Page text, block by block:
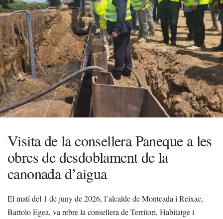
Visita de la consellera Paneque a les
obres de desdoblament de la
canonada d’aigua
El matí del 1 de juny de 2026, l’alcalde de Montcada i Reixac,
Bartolo Egea, va rebre la consellera de Territori, Habitatge i